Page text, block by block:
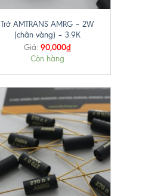
Trở AMTRANS AMRG – 2W
(chân vàng) – 3.9K
Giá: 90,000₫
Còn hàng